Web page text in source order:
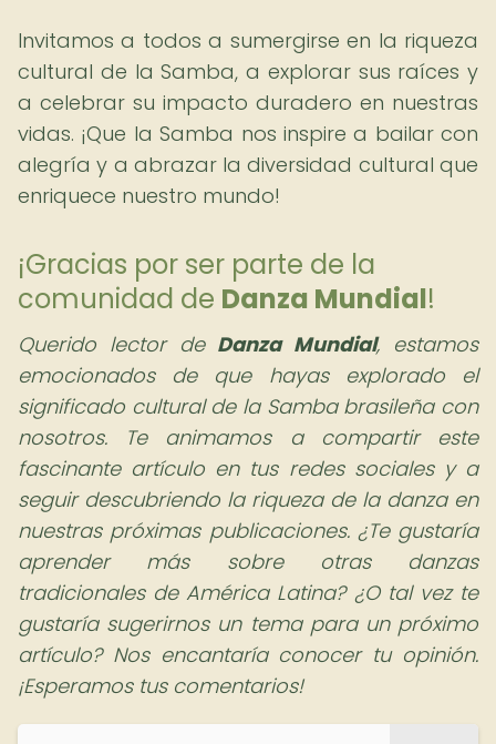
Invitamos a todos a sumergirse en la riqueza
cultural de la Samba, a explorar sus raíces y
a celebrar su impacto duradero en nuestras
vidas. ¡Que la Samba nos inspire a bailar con
alegría y a abrazar la diversidad cultural que
enriquece nuestro mundo!
¡Gracias por ser parte de la
comunidad de Danza Mundial!
Querido lector de Danza Mundial, estamos
emocionados de que hayas explorado el
significado cultural de la Samba brasileña con
nosotros. Te animamos a compartir este
fascinante artículo en tus redes sociales y a
seguir descubriendo la riqueza de la danza en
nuestras próximas publicaciones. ¿Te gustaría
aprender más sobre otras danzas
tradicionales de América Latina? ¿O tal vez te
gustaría sugerirnos un tema para un próximo
artículo? Nos encantaría conocer tu opinión.
¡Esperamos tus comentarios!